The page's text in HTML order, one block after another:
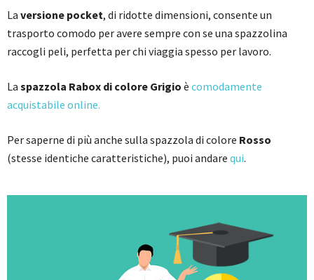
La versione pocket, di ridotte dimensioni, consente un
trasporto comodo per avere sempre con se una spazzolina
raccogli peli, perfetta per chi viaggia spesso per lavoro.
La spazzola Rabox di colore Grigio è comodamente
acquistabile online.
Per saperne di più anche sulla spazzola di colore Rosso
(stesse identiche caratteristiche), puoi andare qui.